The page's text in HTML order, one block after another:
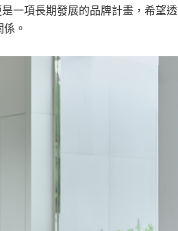
一項長期發展的品牌計畫，希望透
。